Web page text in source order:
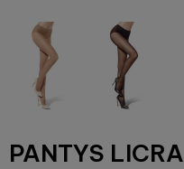
PANTYS LICRA